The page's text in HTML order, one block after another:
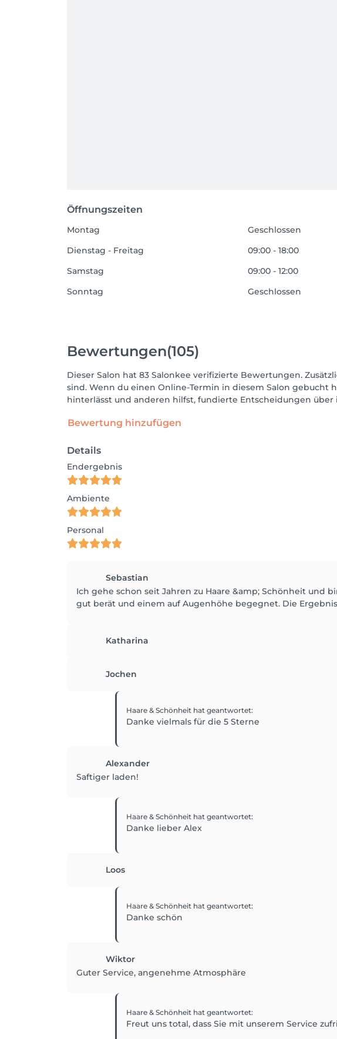
Öffnungszeiten
Montag
Geschlossen
Dienstag - Freitag
09:00 - 18:00
Samstag
09:00 - 12:00
Sonntag
Geschlossen
Bewertungen(105)
Dieser Salon hat 83 Salonkee verifizierte Bewertungen.
sind. Wenn du einen Online-Termin in diesem Salon
hinterlässt und anderen hilfst, fundierte Entscheidungen
Bewertung hinzufügen
Details
Endergebnis
Ambiente
Personal
Sebastian
Ich gehe schon seit Jahren zu Haare &amp; Schönheit und
gut berät und einem auf Augenhöhe begegnet. Die
Katharina
Jochen
Haare & Schönheit hat geantwortet:
Danke vielmals für die 5 Sterne
Alexander
Saftiger laden!
Haare & Schönheit hat geantwortet:
Danke lieber Alex
Loos
Haare & Schönheit hat geantwortet:
Danke schön
Wiktor
Guter Service, angenehme Atmosphäre
Haare & Schönheit hat geantwortet:
Freut uns total, dass Sie mit unserem Service